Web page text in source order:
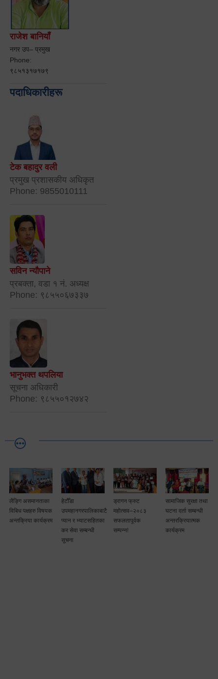
राजेश बानियाँ
नगर उप– प्रमुख
Phone:
९८५१३१७१७९
पदाधिकारीहरू
टेक बहादुर वली
प्रमुख प्रशासकीय अधिकृत
Phone: 9855010111
सविन न्यौपाने
प्रबक्ता, वडा १ नं. अध्यक्ष
Phone: ९८५५०६७३३७
भानुभक्त थपलिया
सूचना अधिकारी
Phone: ९८५५०१२७४२
लैङ्गि असमानताका
विबिध पक्षहरु विषयक
अन्तक्रिया कार्यक्रम
हेटौँडा
उपमहानगरपालिकाबाटै
प्यान र भ्याटसहितका
कर सेवा सम्बन्धी
सूचना
ड्रागन फ्रुट
महोत्सव–२०८३
सफलतापूर्वक
सम्पन्न!
सामाजिक सुरक्षा तथा
घटना दर्ता सम्बन्धी
अन्तरक्रियात्मक
कार्यक्रम